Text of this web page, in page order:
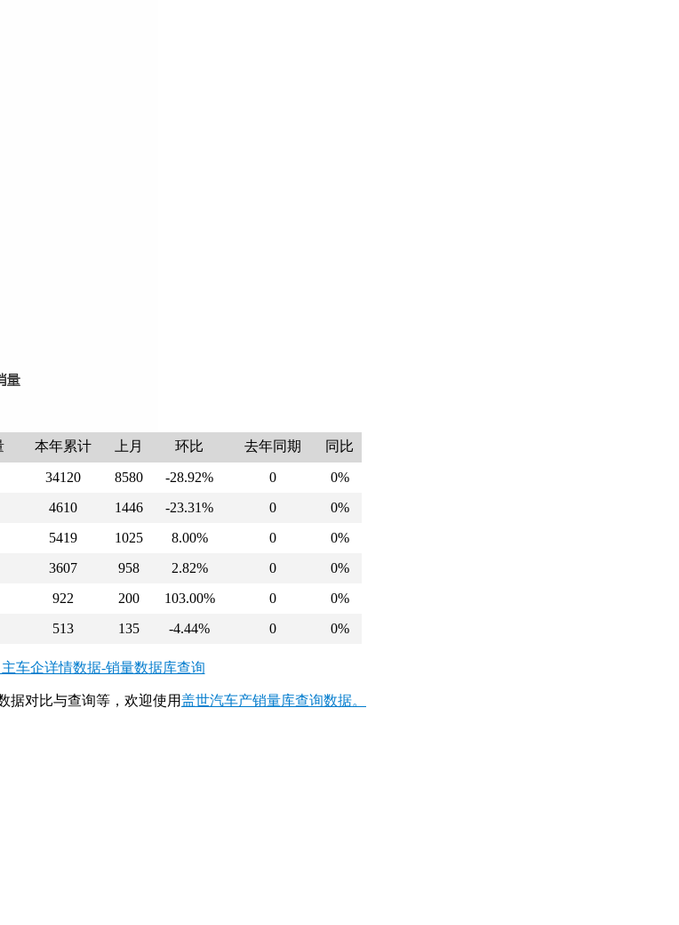
本年累计 上月 环比 去年同期 同比
34120 8580 -28.92% 0
0%
4610 1446 -23.31% 0
0%
5419 1025 8.00% 0
0%
3607 958 2.82% 0
0%
922 200 103.00% 0
0%
513 135 -4.44% 0 0%
车企详情数据-销量数据库查询
据对比与查询等，欢迎使用盖世汽车产销量库查询数据。